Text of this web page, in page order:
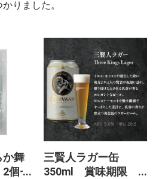
りました。
か舞
個セ
三賢人ラガー缶
350ml 賞味期限